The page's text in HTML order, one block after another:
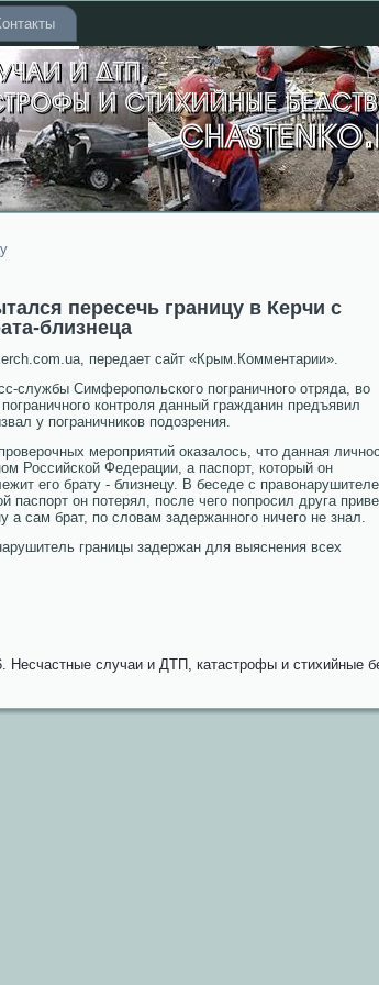
пересечь границу в Керчи с
близнеца
передает сайт «Крым.Комментарии».
службы Симферопольского пограничного отряда, во
контроля данный гражданин предъявил
у пограничников подозрения.
мероприятий оказалось, что данная
Российской Федерации, а паспорт, который он
его брату - близнецу. В беседе с
паспорт он потерял, после чего попросил друга
а сам брат, по словам задержанного ничего не знал.
границы задержан для выяснения всех
Несчастные случаи и ДТП, катастрофы и стихийные